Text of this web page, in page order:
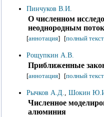
Пинчуков В.И.
О численном
неоднородным
[аннотация] [полный текст
Рощупкин А.В.
Приближенные
[аннотация] [полный текст
Рычков А.Д., Шокин
Численное
алюминия